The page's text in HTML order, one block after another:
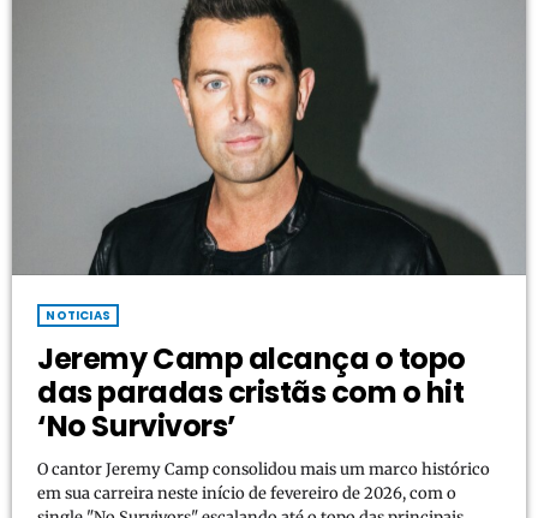
NOTICIAS
Jeremy Camp alcança o topo
das paradas cristãs com o hit
‘No Survivors’
O cantor Jeremy Camp consolidou mais um marco histórico
em sua carreira neste início de fevereiro de 2026, com o